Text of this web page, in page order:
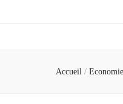
Accueil / Economie